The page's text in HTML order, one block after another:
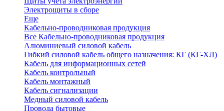
Электрощиты в сборе
Еще
Кабельно-проводниковая продукция
Все Кабельно-проводниковая продукция
Алюминиевый силовой кабель
Гибкий силовой кабель общего назначения: КГ (КГ-ХЛ)
Кабель для информационных сетей
Кабель контрольный
Кабель монтажный
Кабель сигнализации
Медный силовой кабель
Провода бытовые